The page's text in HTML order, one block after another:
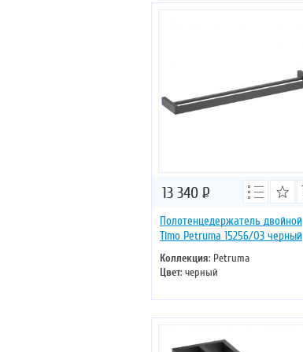
Полотенцедержатель двойной
Timo Petruma 15256/03 черный
Коллекция: Petruma
Цвет: черный
13 340 Р